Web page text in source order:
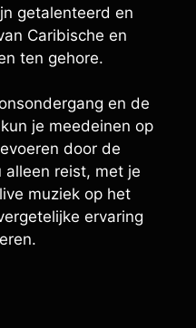
getalenteerd en
Caribische en
ten gehore.
en de
je meedeinen op
door de
alleen reist, met je
muziek op het
ervaring